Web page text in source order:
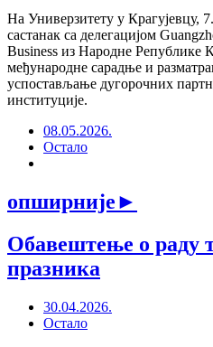
На Универзитету у Крагујевцу,
састанак са делегацијом
Business из Народне Републике
међународне сарадње и
успостављање дугорочних
институције.
08.05.2026.
Остало
опширније►
Обавештење о раду
празника
30.04.2026.
Остало